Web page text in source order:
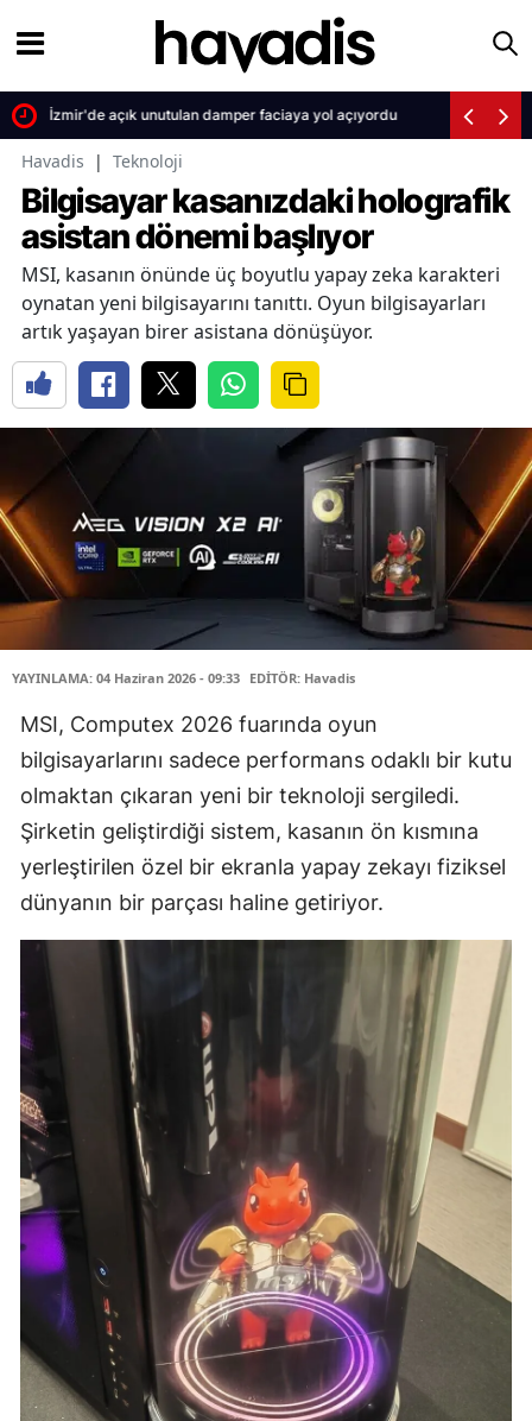
İzmir'de açık unutulan damper faciaya yol açıyordu
Havadis | Teknoloji
Bilgisayar kasanızdaki holografik
asistan dönemi başlıyor
MSI, kasanın önünde üç boyutlu yapay zeka karakteri
oynatan yeni bilgisayarını tanıttı. Oyun bilgisayarları
artık yaşayan birer asistana dönüşüyor.
YAYINLAMA: 04 Haziran 2026 - 09:33 EDİTÖR: Havadis
MSI, Computex 2026 fuarında oyun
bilgisayarlarını sadece performans odaklı bir kutu
olmaktan çıkaran yeni bir teknoloji sergiledi.
Şirketin geliştirdiği sistem, kasanın ön kısmına
yerleştirilen özel bir ekranla yapay zekayı fiziksel
dünyanın bir parçası haline getiriyor.